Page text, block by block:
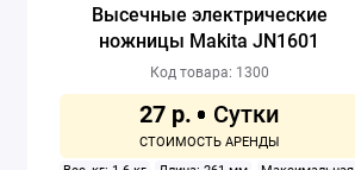
Высечные электрические
ножницы Makita JN1601
Код товара: 1300
27 р.